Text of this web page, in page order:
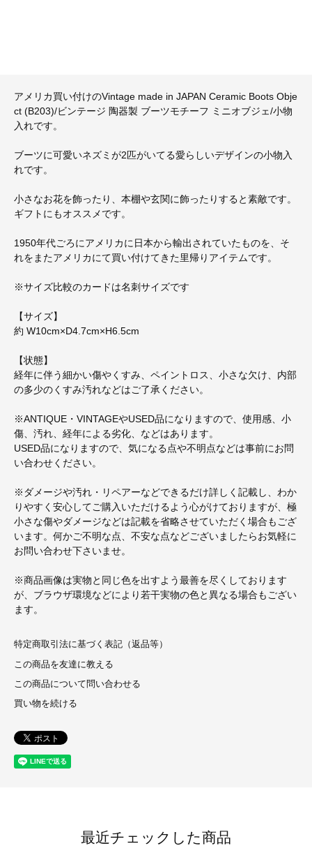
アメリカ買い付けのVintage made in JAPAN Ceramic Boots Obje
ct (B203)/ビンテージ 陶器製 ブーツモチーフ ミニオブジェ/小物
入れです。
ブーツに可愛いネズミが2匹がいてる愛らしいデザインの小物入
れです。
小さなお花を飾ったり、本棚や玄関に飾ったりすると素敵です。
ギフトにもオススメです。
1950年代ごろにアメリカに日本から輸出されていたものを、そ
れをまたアメリカにて買い付けてきた里帰りアイテムです。
※サイズ比較のカードは名刺サイズです
【サイズ】
約 W10cm×D4.7cm×H6.5cm
【状態】
経年に伴う細かい傷やくすみ、ペイントロス、小さな欠け、内部
の多少のくすみ汚れなどはご了承ください。
※ANTIQUE・VINTAGEやUSED品になりますので、使用感、小
傷、汚れ、経年による劣化、などはあります。
USED品になりますので、気になる点や不明点などは事前にお問
い合わせください。
※ダメージや汚れ・リペアーなどできるだけ詳しく記載し、わか
りやすく安心してご購入いただけるよう心がけておりますが、極
小さな傷やダメージなどは記載を省略させていただく場合もござ
います。何かご不明な点、不安な点などございましたらお気軽に
お問い合わせ下さいませ。
※商品画像は実物と同じ色を出すよう最善を尽くしております
が、ブラウザ環境などにより若干実物の色と異なる場合もござい
ます。
特定商取引法に基づく表記（返品等）
この商品を友達に教える
この商品について問い合わせる
買い物を続ける
最近チェックした商品